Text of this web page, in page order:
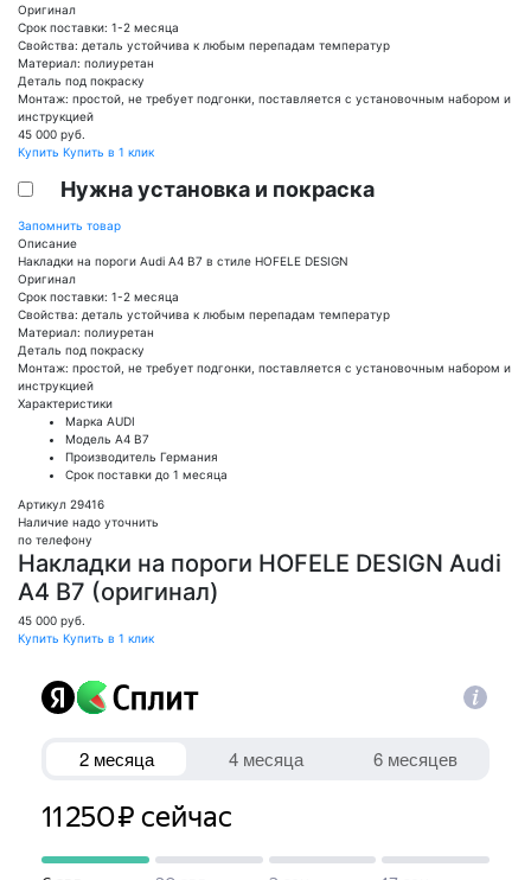
Оригинал
Срок поставки: 1-2 месяца
Свойства: деталь устойчива к любым перепадам температур
Материал: полиуретан
Деталь под покраску
Монтаж: простой, не требует подгонки, поставляется с установочным набором и
инструкцией
45 000 руб.
Купить Купить в 1 клик
Нужна установка и покраска
Запомнить товар
Описание
Накладки на пороги Audi A4 B7 в стиле HOFELE DESIGN
Оригинал
Срок поставки: 1-2 месяца
Свойства: деталь устойчива к любым перепадам температур
Материал: полиуретан
Деталь под покраску
Монтаж: простой, не требует подгонки, поставляется с установочным набором и
инструкцией
Характеристики
Марка AUDI
Модель A4 B7
Производитель Германия
Срок поставки до 1 месяца
Артикул 29416
Наличие надо уточнить
по телефону
Накладки на пороги HOFELE DESIGN Audi
A4 B7 (оригинал)
45 000 руб.
Купить Купить в 1 клик